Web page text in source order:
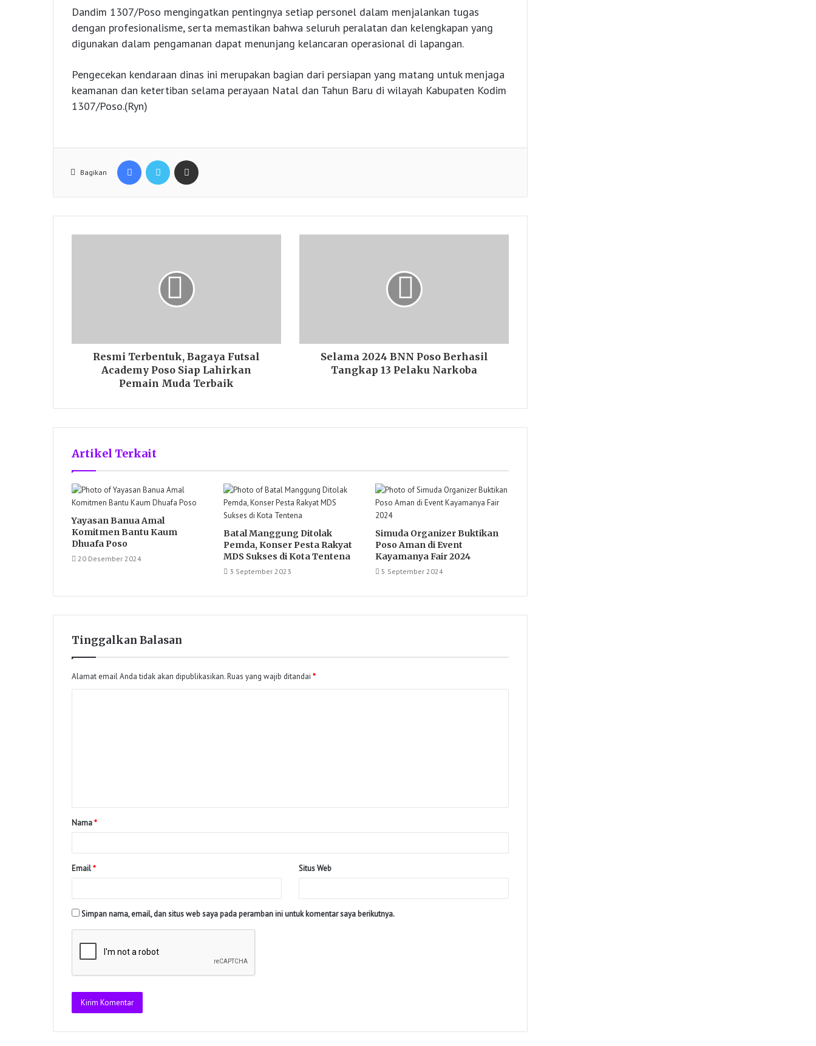
Dandim 1307/Poso mengingatkan pentingnya setiap personel dalam menjalankan tugas
dengan profesionalisme, serta memastikan bahwa seluruh peralatan dan kelengkapan yang
digunakan dalam pengamanan dapat menunjang kelancaran operasional di lapangan.
Pengecekan kendaraan dinas ini merupakan bagian dari persiapan yang matang untuk menjaga
keamanan dan ketertiban selama perayaan Natal dan Tahun Baru di wilayah Kabupaten Kodim
1307/Poso.(Ryn)
Bagikan
Facebook Twitter
Resmi Terbentuk, Bagaya Futsal
Academy Poso Siap Lahirkan
Pemain Muda Terbaik
Selama 2024 BNN Poso Berhasil
Tangkap 13 Pelaku Narkoba
Artikel Terkait
Yayasan Banua Amal
Komitmen Bantu Kaum
Dhuafa Poso
20 Desember 2024
Batal Manggung Ditolak
Pemda, Konser Pesta Rakyat
MDS Sukses di Kota Tentena
3 September 2023
Simuda Organizer Buktikan
Poso Aman di Event
Kayamanya Fair 2024
5 September 2024
Tinggalkan Balasan
Alamat email Anda tidak akan dipublikasikan.Ruas yang wajib ditandai *
Nama*
Email* Situs Web
Simpan nama, email, dan situs web saya pada peramban ini untuk komentar saya berikutnya.